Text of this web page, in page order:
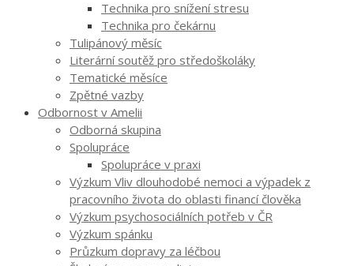
Technika pro snížení stresu
Technika pro čekárnu
Tulipánový měsíc
Literární soutěž pro středoškoláky
Tematické měsíce
Zpětné vazby
Odbornost v Amelii
Odborná skupina
Spolupráce
Spolupráce v praxi
Výzkum Vliv dlouhodobé nemoci a výpadek z
pracovního života do oblasti financí člověka
Výzkum psychosociálních potřeb v ČR
Výzkum spánku
Průzkum dopravy za léčbou